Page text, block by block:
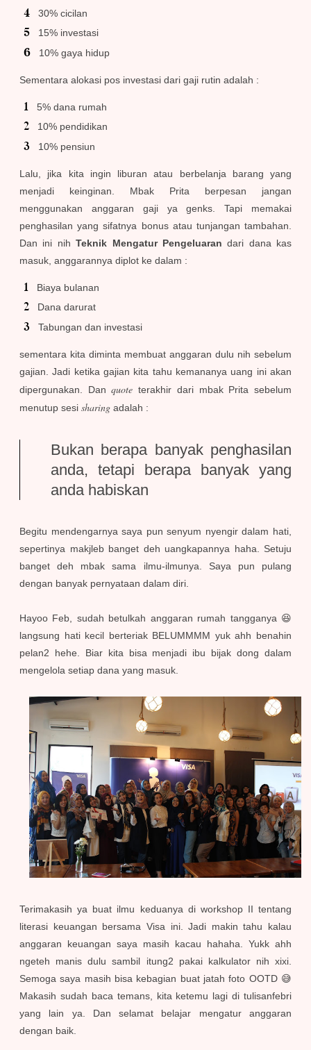
30% cicilan
15% investasi
10% gaya hidup
Sementara alokasi pos investasi dari gaji rutin adalah :
5% dana rumah
10% pendidikan
10% pensiun
Lalu, jika kita ingin liburan atau berbelanja barang yang
menjadi keinginan. Mbak Prita berpesan jangan
menggunakan anggaran gaji ya genks. Tapi memakai
penghasilan yang sifatnya bonus atau tunjangan tambahan.
Dan ini nihTeknik Mengatur Pengeluarandari dana kas
masuk, anggarannya diplot ke dalam :
Biaya bulanan
Dana darurat
Tabungan dan investasi
sementara kita diminta membuat anggaran dulu nih sebelum
gajian. Jadi ketika gajian kita tahu kemananya uang ini akan
dipergunakan. Danquote terakhir dari mbak Prita sebelum
menutup sesi sharing adalah :
Bukan berapa banyak penghasilan
anda, tetapi berapa banyak yang
anda habiskan
Begitu mendengarnya saya pun senyum nyengir dalam hati,
sepertinya makjleb banget deh uangkapannya haha. Setuju
banget deh mbak sama ilmu-ilmunya. Saya pun pulang
dengan banyak pernyataan dalam diri.
Hayoo Feb, sudah betulkah anggaran rumah tangganya 😆
langsung hati kecil berteriak BELUMMMM yuk ahh benahin
pelan2 hehe. Biar kita bisa menjadi ibu bijak dong dalam
mengelola setiap dana yang masuk.
Terimakasih ya buat ilmu keduanya di workshop II tentang
literasi keuangan bersama Visa ini. Jadi makin tahu kalau
anggaran keuangan saya masih kacau hahaha. Yukk ahh
ngeteh manis dulu sambil itung2 pakai kalkulator nih xixi.
Semoga saya masih bisa kebagian buat jatah foto OOTD 😅
Makasih sudah baca temans, kita ketemu lagi di tulisanfebri
yang lain ya. Dan selamat belajar mengatur anggaran
dengan baik.